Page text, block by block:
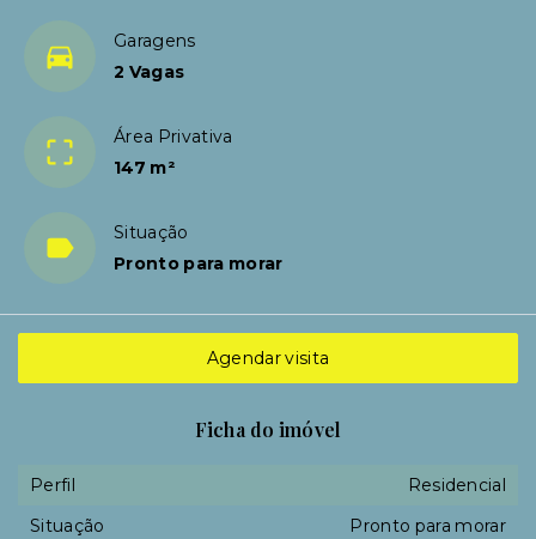
Garagens
2 Vagas
Área Privativa
147 m²
Situação
Pronto para morar
Agendar visita
Ficha do imóvel
Perfil
Residencial
Situação
Pronto para morar